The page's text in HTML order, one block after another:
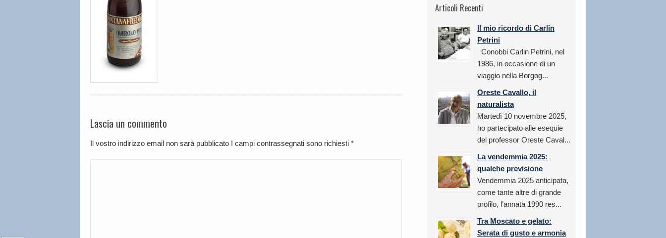
Lascia un commento
Il vostro indirizzo email non sarà pubblicato I campi contrassegnati sono richiesti *
Articoli Recenti
Il mio ricordo di Carlin
Petrini
Conobbi Carlin Petrini, nel
1986, in occasione di un
viaggio nella Borgog...
Oreste Cavallo, il
naturalista
Martedì 10 novembre 2025,
ho partecipato alle esequie
del professor Oreste Caval...
La vendemmia 2025:
qualche previsione
Vendemmia 2025 anticipata,
come tante altre di grande
profilo, l’annata 1990 res...
Tra Moscato e gelato:
Serata di gusto e armonia